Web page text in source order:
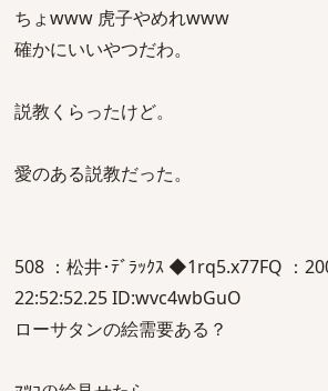
ちょwww 虎子やめれwww
確かにいいやつだわ。
説教くらったけど。
愛のある説教だった。
508 ：松井･ﾃﾞﾗｯｸｽ ◆1rq5.x77FQ ：
22:52:52.25 ID:wvc4wbGuO
ローサタンの絵需要ある？